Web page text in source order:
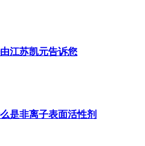
江苏凯元告诉您
是非离子表面活性剂